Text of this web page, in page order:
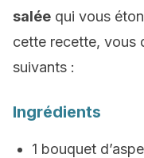
salée qui vous
cette recette, vous
suivants :
Ingrédients
1 bouquet